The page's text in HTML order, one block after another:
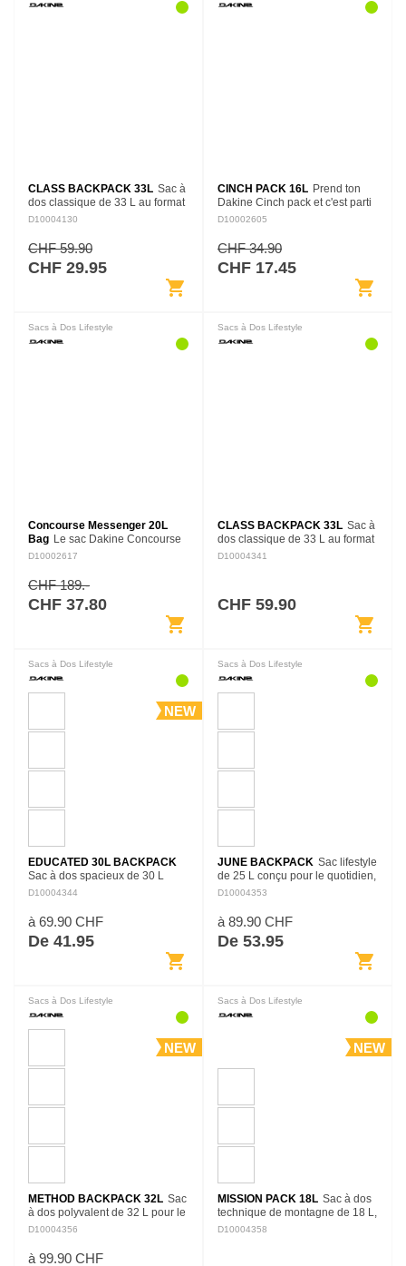
CLASS BACKPACK 33L Sac à
dos classique de 33 L au format
fonctionnel, conçu pour
journée avec confort et
simplicité.
D10004130
CHF 59.90
CHF 29.95
shopping_cart
CINCH PACK 16L Prend ton
Dakine Cinch pack et c'est parti
pour la salle de sport, la ville ou
juste assez d'espace pour un
trip…
D10002605
CHF 34.90
CHF 17.45
shopping_cart
Sacs à Dos Lifestyle
Concourse Messenger 20L
Bag Le sac Dakine Concourse
Messenger 20L est un sac
déplacements quotidiens ou les
voyages légers. Avec sa
capacité de…
D10002617
CHF 189.-
CHF 37.80
shopping_cart
Sacs à Dos Lifestyle
CLASS BACKPACK 33L Sac à
dos classique de 33 L au format
fonctionnel, conçu pour
D10004341
CHF 59.90
shopping_cart
Sacs à Dos Lifestyle
NEW
EDUCATED 30L BACKPACK
Sac à dos spacieux de 30 L
pensé pour l’école, le travail et
Son organisation intérieure
permet de séparer…
D10004344
à 69.90 CHF
De 41.95
shopping_cart
Sacs à Dos Lifestyle
JUNE BACKPACK Sac lifestyle
de 25 L conçu pour le quotidien,
avec un format pratique pour
accessoires et le matériel
personnel.
D10004353
à 89.90 CHF
De 53.95
shopping_cart
Sacs à Dos Lifestyle
NEW
METHOD BACKPACK 32L Sac
à dos polyvalent de 32 L pour le
quotidien, avec une construction
rangement adaptés au matériel
D10004356
à 99.90 CHF
Sacs à Dos Lifestyle
NEW
MISSION PACK 18L Sac à dos
technique de montagne de 18 L,
conçu pour les sorties ski et
D10004358